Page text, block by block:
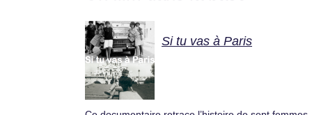
Si tu vas à Paris